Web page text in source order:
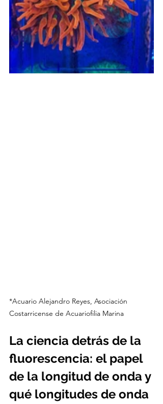
*Acuario Alejandro Reyes, Asociación
Costarricense de Acuariofilia Marina
La ciencia detrás de la
fluorescencia: el papel
de la longitud de onda y
qué longitudes de onda